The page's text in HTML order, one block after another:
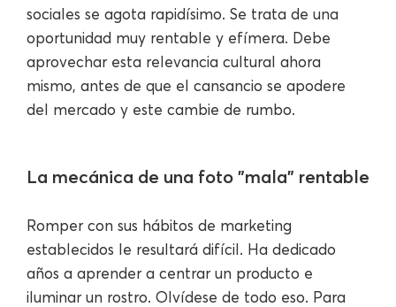
sociales se agota rapidísimo. Se trata de una
oportunidad muy rentable y efímera. Debe
aprovechar esta relevancia cultural ahora
mismo, antes de que el cansancio se apodere
del mercado y este cambie de rumbo.
La mecánica de una foto "mala" rentable
Romper con sus hábitos de marketing
establecidos le resultará difícil. Ha dedicado
años a aprender a centrar un producto e
iluminar un rostro. Olvídese de todo eso. Para